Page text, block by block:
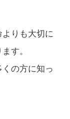
りも大切に
す。
の方に知っ